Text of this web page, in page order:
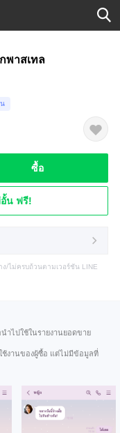
พาสเทล
ซื้อ
อั้น ฟรี!
/ไม่ครบถ้วนตามเวอร์ชัน LINE
นำไปใช้ในรายงานยอดขาย
ช้งานของผู้ซื้อ แต่ไม่มีข้อมูลที่